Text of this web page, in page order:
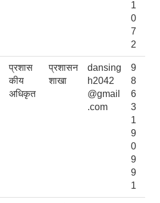
1
0
7
2
प्रशास
कीय
अधिकृत
प्रशासन
शाखा
dansing
h2042
@gmail
.com
9
8
6
3
1
9
0
9
9
1